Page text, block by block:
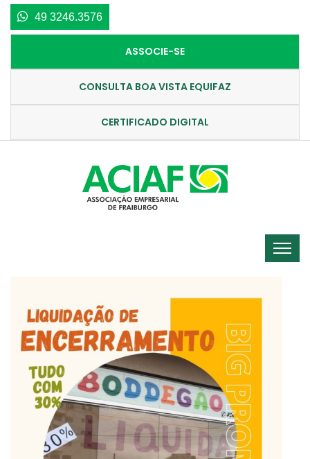
49 3246.3576
ASSOCIE-SE
CONSULTA BOA VISTA EQUIFAZ
CERTIFICADO DIGITAL